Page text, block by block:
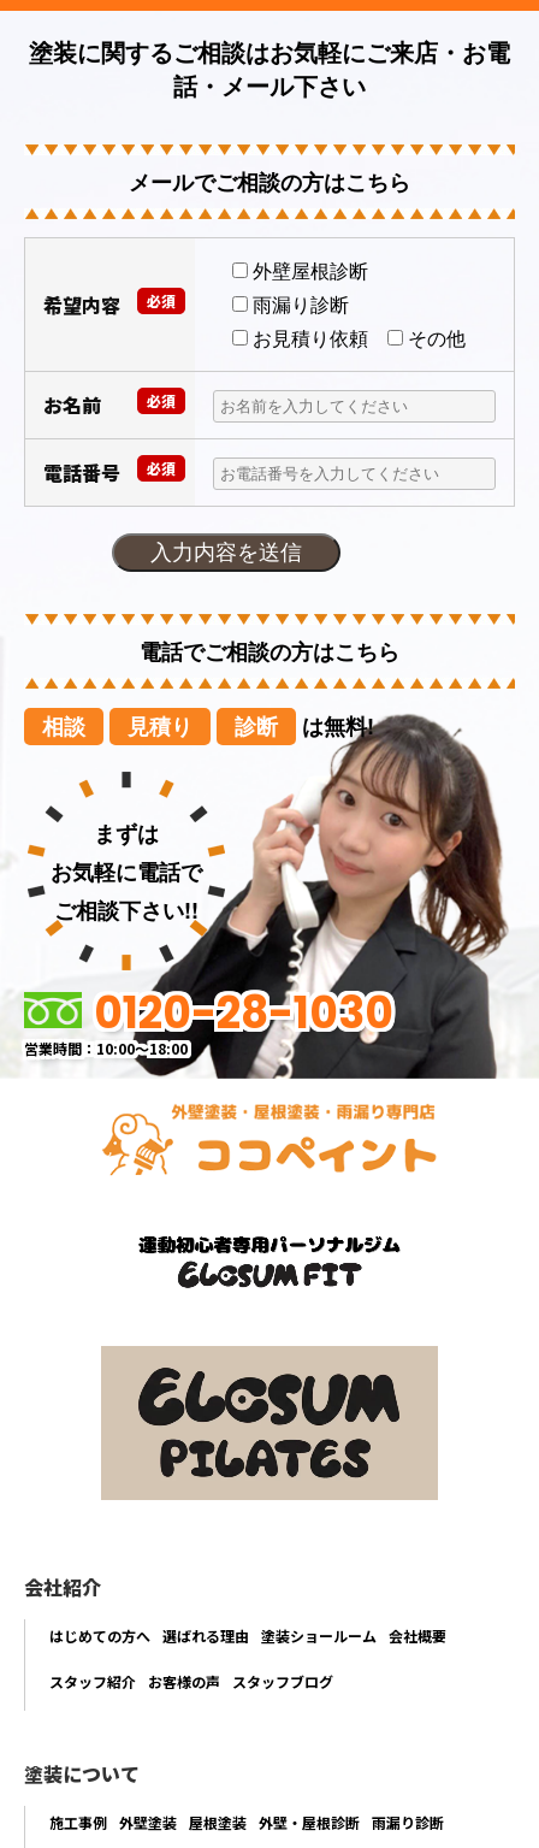
塗装に関するご相談はお気軽にご来店・お電
話・メール下さい
メールでご相談の方はこちら
必須
希望内容
外壁屋根診断
雨漏り診断
お見積り依頼
その他
お名前 必須
電話番号 必須
電話でご相談の方はこちら
相談 見積り 診断 は無料!
まずは
お気軽に電話で
ご相談下さい!!
0120-28-1030
営業時間：10:00～18:00
会社紹介
はじめての方へ 選ばれる理由 塗装ショールーム 会社概要
スタッフ紹介 お客様の声 スタッフブログ
塗装について
施工事例 外壁塗装 屋根塗装 外壁・屋根診断 雨漏り診断